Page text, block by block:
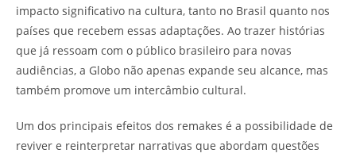
impacto significativo na cultura, tanto no Brasil quanto nos
países que recebem essas adaptações. Ao trazer histórias
que já ressoam com o público brasileiro para novas
audiências, a Globo não apenas expande seu alcance, mas
também promove um intercâmbio cultural.
Um dos principais efeitos dos remakes é a possibilidade de
reviver e reinterpretar narrativas que abordam questões